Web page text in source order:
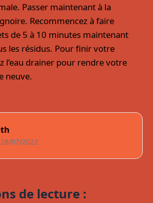
Passer maintenant à la
Recommencez à faire
de 5 à 10 minutes maintenant
les résidus. Pour finir votre
l’eau drainer pour rendre votre
neuve.
07/2022
de lecture :